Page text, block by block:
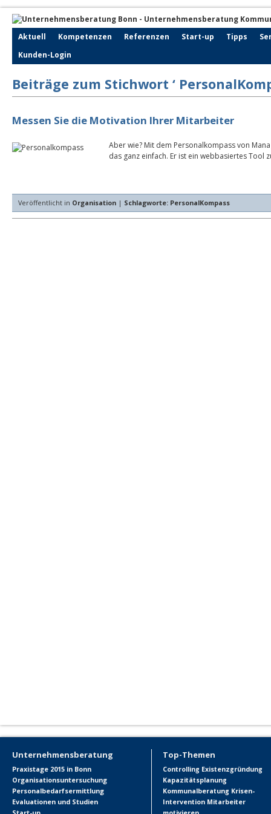
Aktuell Kompetenzen Referenzen Start-up Tipps
Kunden-Login
Beiträge zum Stichwort ‘
Messen Sie die Motivation Ihrer Mitarbeiter
Aber wie? Mit dem Personalkompass von
das ganz einfach. Er ist ein webbasiertes
Veröffentlicht in Organisation | Schlagworte: PersonalKompass
Unternehmensberatung
Praxistage 2015 in Bonn
Organisationsuntersuchung
Personalbedarfsermittlung
Evaluationen und Studien
Top-Themen
Controlling Existenzgründung
Kapazitätsplanung
Kommunalberatung Krisen-
Intervention Mitarbeiter